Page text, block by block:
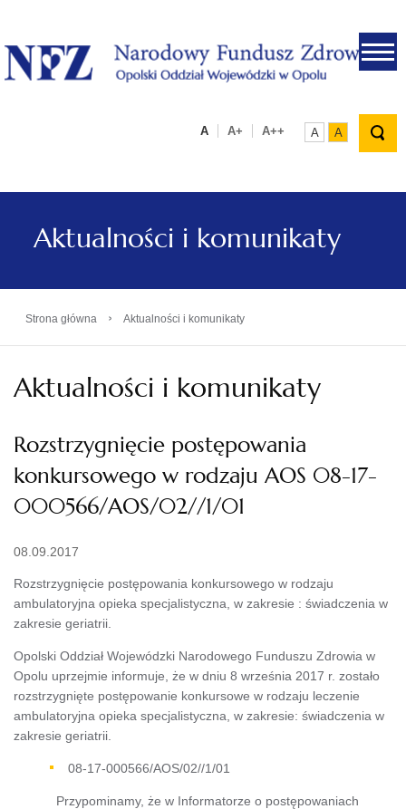
.
A A+ A++ A A
Aktualności i komunikaty
Strona główna › Aktualności i komunikaty
Aktualności i komunikaty
Rozstrzygnięcie postępowania
konkursowego w rodzaju AOS 08-17-
000566/AOS/02//1/01
08.09.2017
Rozstrzygnięcie postępowania konkursowego w rodzaju
ambulatoryjna opieka specjalistyczna, w zakresie : świadczenia w
zakresie geriatrii.
Opolski Oddział Wojewódzki Narodowego Funduszu Zdrowia w
Opolu uprzejmie informuje, że w dniu 8 września 2017 r. zostało
rozstrzygnięte postępowanie konkursowe w rodzaju leczenie
ambulatoryjna opieka specjalistyczna, w zakresie: świadczenia w
zakresie geriatrii.
08-17-000566/AOS/02//1/01
Przypominamy, że w Informatorze o postępowaniach